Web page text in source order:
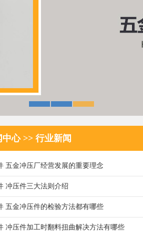
中心>> 行业新闻
五金冲压厂经营发展的重要理念
冲压件三大法则介绍
五金冲压件的检验方法都有哪些
冲压件加工时翻料扭曲解决方法有哪些